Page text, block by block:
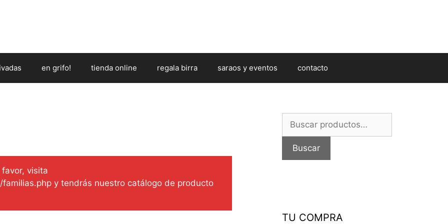
en grifo! tienda online regala birra saraos y eventos contacto
visita
y tendrás nuestro catálogo de producto
por:
Buscar
TU COMPRA